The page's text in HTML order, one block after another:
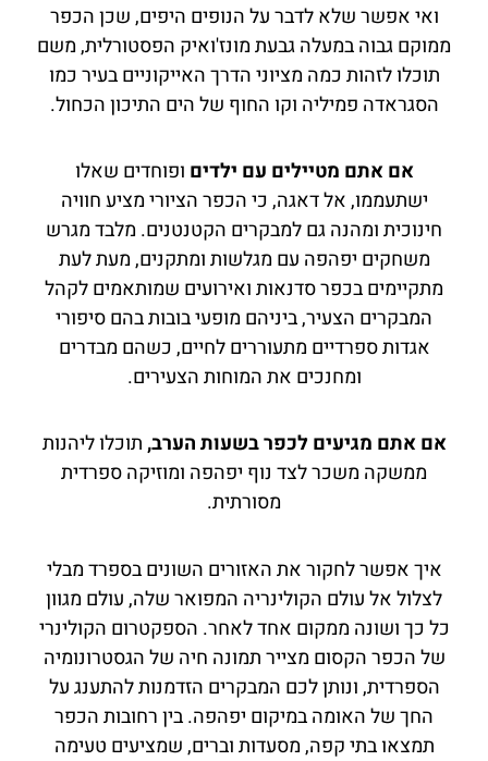
ואי אפשר שלא לדבר על הנופים היפים, שכן הכפר
ממוקם גבוה במעלה גבעת מונז'ואיק הפסטורלית, משם
תוכלו לזהות כמה מציוני הדרך האייקוניים בעיר כמו
הסגראדה פמיליה וקו החוף של הים התיכון הכחול.
אם אתם מטיילים עם ילדים ופוחדים שאלו
ישתעממו, אל דאגה, כי הכפר הציורי מציע חוויה
חינוכית ומהנה גם למבקרים הקטנטנים. מלבד מגרש
משחקים יפהפה עם מגלשות ומתקנים, מעת לעת
מתקיימים בכפר סדנאות ואירועים שמותאמים לקהל
המבקרים הצעיר, ביניהם מופעי בובות בהם סיפורי
אגדות ספרדיים מתעוררים לחיים, כשהם מבדרים
ומחנכים את המוחות הצעירים.
אם אתם מגיעים לכפר בשעות הערב,תוכלו ליהנות
ממשקה משכר לצד נוף יפהפה ומוזיקה ספרדית
מסורתית.
איך אפשר לחקור את האזורים השונים בספרד מבלי
לצלול אל עולם הקולינריה המפואר שלה, עולם מגוון
כל כך ושונה ממקום אחד לאחר. הספקטרום הקולינרי
של הכפר הקסום מצייר תמונה חיה של הגסטרונומיה
הספרדית, ונותן לכם המבקרים הזדמנות להתענג על
החך של האומה במיקום יפהפה. בין רחובות הכפר
תמצאו בתי קפה, מסעדות וברים, שמציעים טעימה